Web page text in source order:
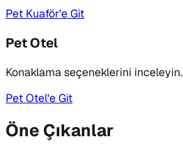
Pet Kuaför'e Git
Pet Otel
Konaklama seçeneklerini inceleyin.
Pet Otel'e Git
Öne Çıkanlar